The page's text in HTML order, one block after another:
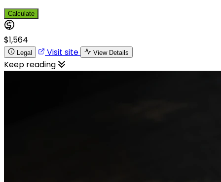
Calculate
$1,564
Legal Visit site View Details
Keep reading